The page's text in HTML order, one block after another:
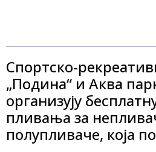
Спортско-
„Подина“ и Аква
организују
пливања за
полупливаче, која